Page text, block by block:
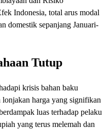
Indonesia, total arus modal
domestik sepanjang Januari-
Tutup
krisis bahan baku
harga yang signifikan
luas terhadap pelaku
yang terus melemah dan